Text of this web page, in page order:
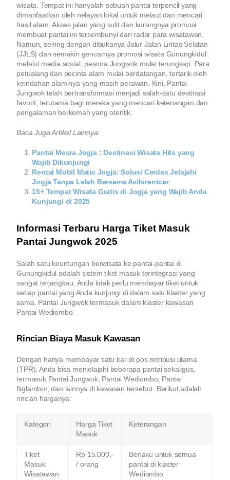
wisata. Tempat ini hanyalah sebuah pantai terpencil yang
dimanfaatkan oleh nelayan lokal untuk melaut dan mencari
hasil alam. Akses jalan yang sulit dan kurangnya promosi
membuat pantai ini tersembunyi dari radar para wisatawan.
Namun, seiring dengan dibukanya Jalur Jalan Lintas Selatan
(JJLS) dan semakin gencarnya promosi wisata Gunungkidul
melalui media sosial, pesona Jungwok mulai terungkap. Para
petualang dan pecinta alam mulai berdatangan, tertarik oleh
keindahan alaminya yang masih perawan. Kini, Pantai
Jungwok telah bertransformasi menjadi salah-satu destinasi
favorit, terutama bagi mereka yang mencari ketenangan dan
pengalaman berkemah yang otentik.
Baca Juga Artikel Lainnya:
Pantai Mesra Jogja : Destinasi Wisata Hits yang
Wajib Dikunjungi
Rental Mobil Matic Jogja: Solusi Cerdas Jelajahi
Jogja Tanpa Lelah Bersama Avilorentcar
15+ Tempat Wisata Gratis di Jogja yang Wajib Anda
Kunjungi di 2025
Informasi Terbaru Harga Tiket Masuk
Pantai Jungwok 2025
Salah satu keuntungan berwisata ke pantai-pantai di
Gunungkidul adalah sistem tiket masuk terintegrasi yang
sangat terjangkau. Anda tidak perlu membayar tiket untuk
setiap pantai yang Anda kunjungi di dalam satu klaster yang
sama. Pantai Jungwok termasuk dalam klaster kawasan
Pantai Wediombo.
Rincian Biaya Masuk Kawasan
Dengan hanya membayar satu kali di pos retribusi utama
(TPR), Anda bisa menjelajahi beberapa pantai sekaligus,
termasuk Pantai Jungwok, Pantai Wediombo, Pantai
Nglambor, dan lainnya di kawasan tersebut. Berikut adalah
rincian harganya:
Kategori
Harga Tiket
Masuk
Keterangan
Tiket
Masuk
Wisatawan
Rp 15.000,-
/ orang
Berlaku untuk semua
pantai di klaster
Wediombo